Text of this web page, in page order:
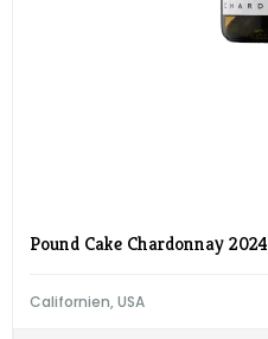
Pound Cake Chardonnay 2024
Californien, USA